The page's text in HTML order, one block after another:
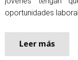
oportunidades
Leer más